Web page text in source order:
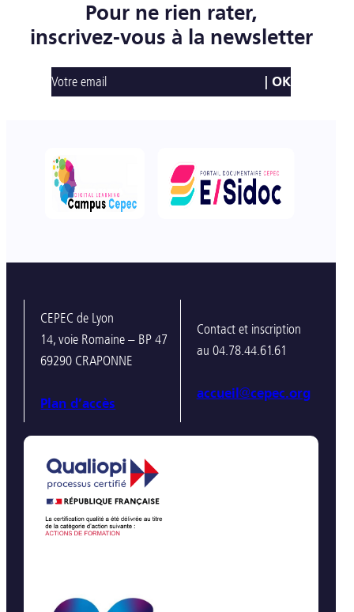
Pour ne rien rater,
inscrivez-vous à la newsletter
Votre email
CEPEC de Lyon
14, voie Romaine – BP 47
69290 CRAPONNE
Plan d’accès
Contact et inscription
au 04.78.44.61.61
accueil@cepec.org